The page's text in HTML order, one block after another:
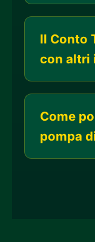
Il Conto
con altri
Come
pompa